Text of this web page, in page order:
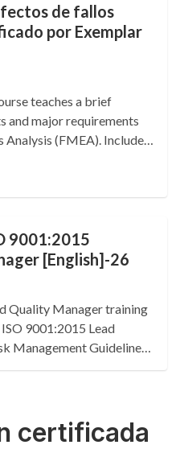
de fallos
por Exemplar
teaches a brief
and major requirements
(FMEA). Includes
9001:2015
[English]-26
Quality Manager training
9001:2015 Lead
Management Guidelines,
and FMEA. 4.2 CEUs.
certificada